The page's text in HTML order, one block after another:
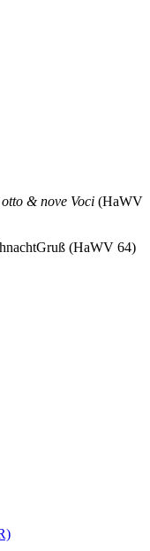
& nove Voci (HaWV
(HaWV 64)